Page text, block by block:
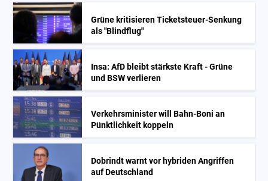
Grüne kritisieren Ticketsteuer-Senkung
als "Blindflug"
Insa: AfD bleibt stärkste Kraft - Grüne
und BSW verlieren
Verkehrsminister will Bahn-Boni an
Pünktlichkeit koppeln
Dobrindt warnt vor hybriden Angriffen
auf Deutschland